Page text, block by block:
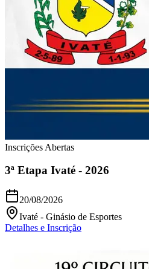
Inscrições Abertas
3ª Etapa Ivaté - 2026
20/08/2026
Ivaté - Ginásio de Esportes
Detalhes e Inscrição